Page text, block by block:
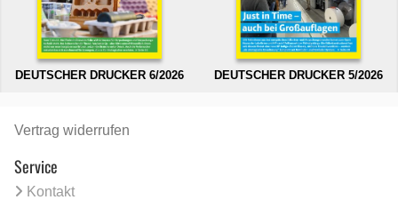
DEUTSCHER DRUCKER 6/2026 DEUTSCHER DRUCKER 5/2026
Vertrag widerrufen
Service
Kontakt